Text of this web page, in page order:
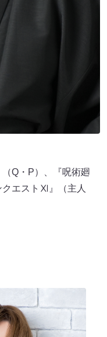
Q・P）、『呪術廻
クエストⅪ』（主人